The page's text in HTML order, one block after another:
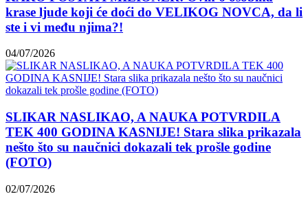
krase ljude koji će doći do VELIKOG NOVCA, da li
ste i vi među njima?!
04/07/2026
SLIKAR NASLIKAO, A NAUKA POTVRDILA
TEK 400 GODINA KASNIJE! Stara slika prikazala
nešto što su naučnici dokazali tek prošle godine
(FOTO)
02/07/2026